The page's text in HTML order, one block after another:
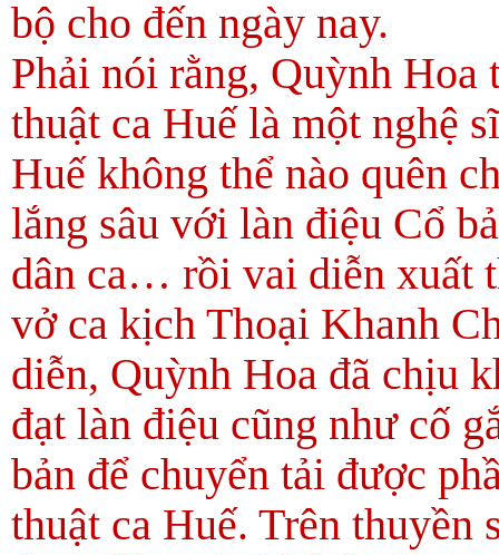
bộ cho đến ngày nay.
Phải nói rằng, Quỳnh
thuật ca Huế là một nghệ
Huế không thể nào quên
lắng sâu với làn điệu Cổ
dân ca… rồi vai diễn xuất
vở ca kịch Thoại Khanh
diễn, Quỳnh Hoa đã chịu
đạt làn điệu cũng như cố
bản để chuyển tải được
thuật ca Huế. Trên thuyền